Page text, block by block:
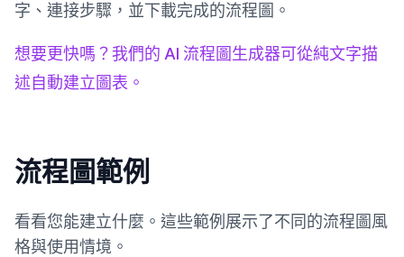
字、連接步驟，並下載完成的流程圖。
想要更快嗎？我們的 AI 流程圖生成器可從純文字描
述自動建立圖表。
流程圖範例
看看您能建立什麼。這些範例展示了不同的流程圖風
格與使用情境。